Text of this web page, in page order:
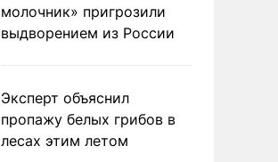
молочник» пригрозили
выдворением из России
Эксперт объяснил
пропажу белых грибов в
лесах этим летом